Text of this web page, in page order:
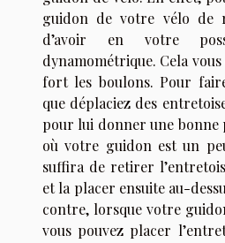
guidon de votre vélo de
d’avoir en votre
dynamométrique. Cela
fort les boulons. Pour
que déplaciez des
pour lui donner une bonne
où votre guidon est un
suffira de retirer
et la placer ensuite au-
contre, lorsque votre
vous pouvez placer